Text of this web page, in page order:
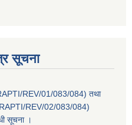
सूचना
REV/01/083/084) तथा
(RAPTI/REV/02/083/084)
सूचना ।